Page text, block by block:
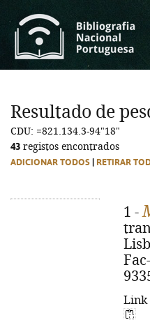
Resultado de
CDU: =821.134.3-94"18"
43 registos encontrados
ADICIONAR TODOS RETIRAR
1 -
Link